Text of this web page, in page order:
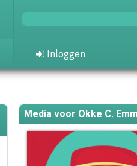
Inloggen
Media voor Okke C.